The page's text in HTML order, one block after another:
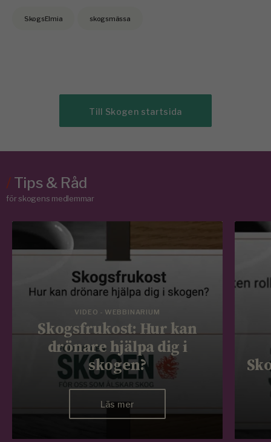
SkogsElmia skogsmässa
Till Skogen startsida
/Tips & Råd
för skogens medlemmar
VIDEO - WEBBINARIUM
Skogsfrukost: Hur kan
drönare hjälpa dig i
skogen?
Läs mer